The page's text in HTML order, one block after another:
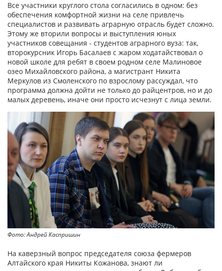
Все участники круглого стола согласились в одном: без
обеспечения комфортной жизни на селе привлечь
специалистов и развивать аграрную отрасль будет сложно.
Этому же вторили вопросы и выступления юных
участников совещания - студентов аграрного вуза: так,
второкурсник Игорь Басалаев с жаром ходатайствовал о
новой школе для ребят в своем родном селе Малиновое
озео Михайловского района, а магистрант Никита
Меркулов из Смоленского по взрослому рассуждал, что
программа должна дойти не только до райцентров, но и до
малых деревень, иначе они просто исчезнут с лица земли.
Фото: Андрей Каспришин
На каверзный вопрос председателя союза фермеров
Алтайского края Никиты Кожанова, знают ли